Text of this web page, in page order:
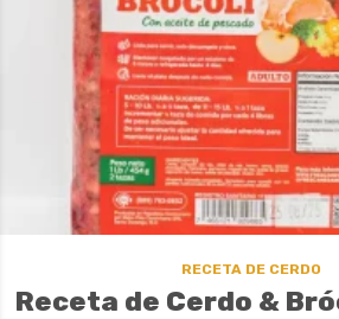
RECETA DE CERDO
Receta de Cerdo &